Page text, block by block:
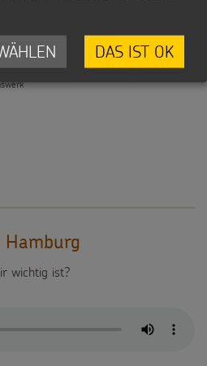
Hamburg
wichtig ist?
DAS IST OK